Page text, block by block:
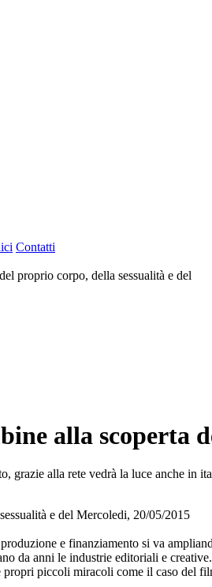
Contatti
proprio corpo, della sessualità e del
alla scoperta
grazie alla rete vedrà la luce anche in
Mercoledi, 20/05/2015
e finanziamento si va
da anni le industrie editoriali e
propri piccoli miracoli come il caso del